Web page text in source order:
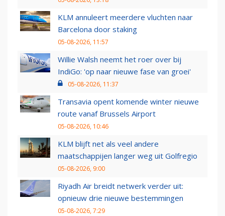
KLM annuleert meerdere vluchten naar
Barcelona door staking
05-08-2026, 11:57
Willie Walsh neemt het roer over bij
IndiGo: 'op naar nieuwe fase van groei'
05-08-2026, 11:37
Transavia opent komende winter nieuwe
route vanaf Brussels Airport
05-08-2026, 10:46
KLM blijft net als veel andere
maatschappijen langer weg uit Golfregio
05-08-2026, 9:00
Riyadh Air breidt netwerk verder uit:
opnieuw drie nieuwe bestemmingen
05-08-2026, 7:29